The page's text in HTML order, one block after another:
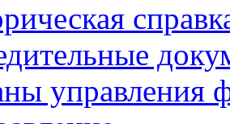
управления